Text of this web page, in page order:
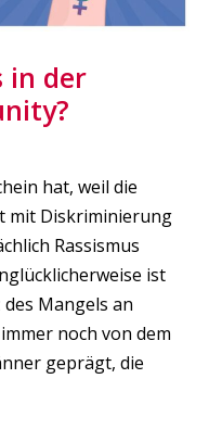
in der
hat, weil die
mit Diskriminierung
Rassismus
ist
Mangels an
noch von dem
geprägt, die